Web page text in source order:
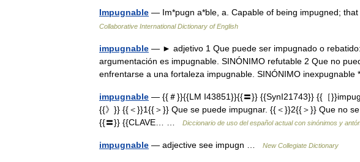
Impugnable — Im*pugn a*ble, a. Capable of being impugned;
Collaborative International Dictionary of English
impugnable — ► adjetivo 1 Que puede ser impugnado o
argumentación es impugnable. SINÓNIMO refutable 2 Que no
enfrentarse a una fortaleza impugnable. SINÓNIMO
impugnable — {{＃}}{{LM I43851}}{{〓}} {{SynI21743}} {{［
{{》}} {{＜}}1{{＞}} Que se puede impugnar. {{＜}}2{{＞}} Que no
{{〓}} {{CLAVE… …
Diccionario de uso del español actual con sinónimos y
impugnable — adjective see impugn … New Collegiate Dictionary